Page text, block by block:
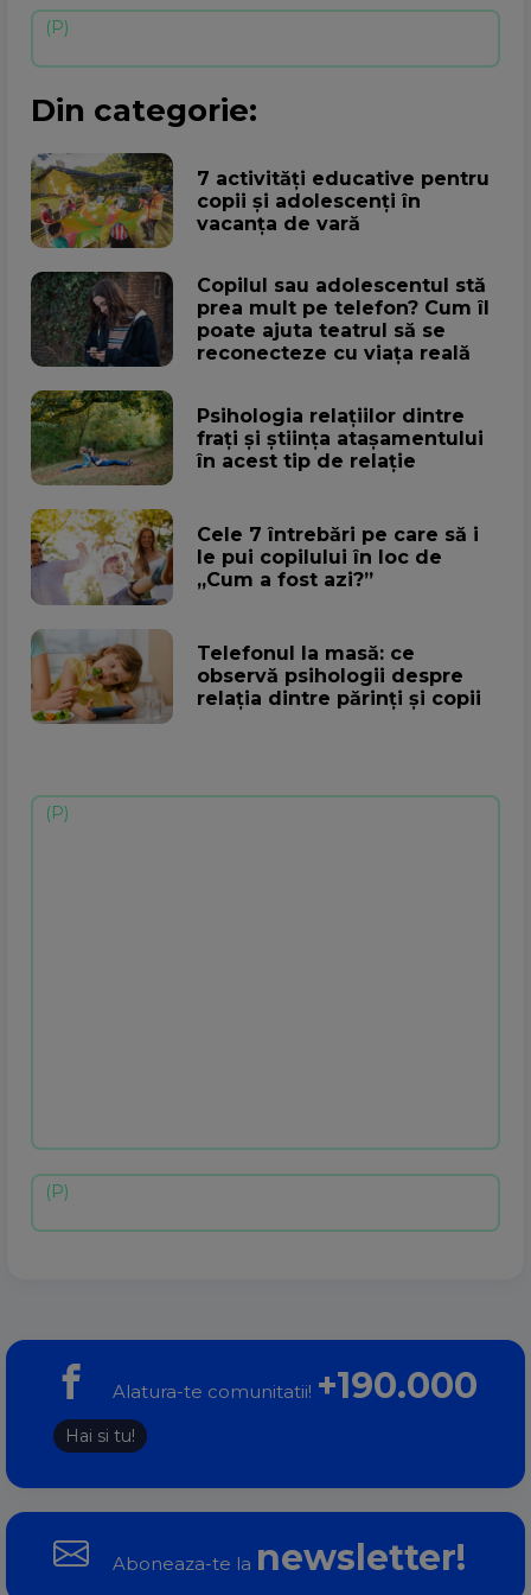
Din categorie:
7 activități educative pentru
copii și adolescenți în
vacanța de vară
Copilul sau adolescentul stă
prea mult pe telefon? Cum îl
poate ajuta teatrul să se
reconecteze cu viața reală
Psihologia relațiilor dintre
frați și știința atașamentului
în acest tip de relație
Cele 7 întrebări pe care să i
le pui copilului în loc de
„Cum a fost azi?”
Telefonul la masă: ce
observă psihologii despre
relația dintre părinți și copii
Alatura-te comunitatii! +190.000
Hai si tu!
Aboneaza-te la newsletter!